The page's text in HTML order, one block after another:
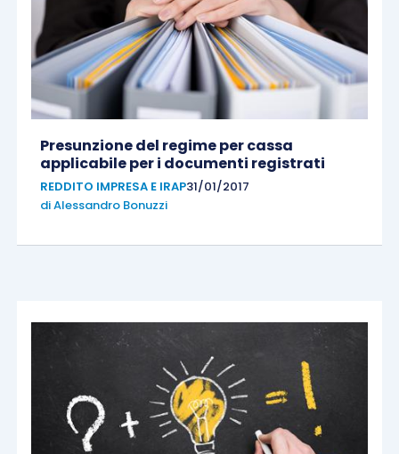
Presunzione del regime per cassa
applicabile per i documenti registrati
REDDITO IMPRESA E IRAP31/01/2017
diAlessandro Bonuzzi